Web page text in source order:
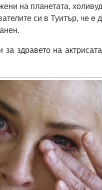
на планетата,
си в Туитър, че е
здравето на